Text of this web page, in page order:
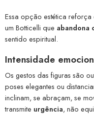
Essa opção estética
um Botticelli que abandona
sentido espiritual.
Intensidade
Os gestos das figuras são
poses elegantes ou
inclinam, se abraçam, se
transmite urgência, não